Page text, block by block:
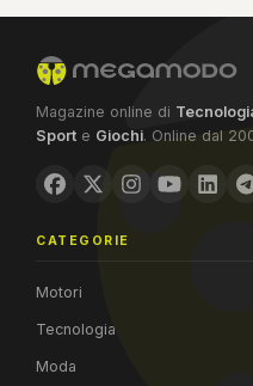
Magazine online di
Sport e Giochi. Online dal
CATEGORIE
Motori
Tecnologia
Moda